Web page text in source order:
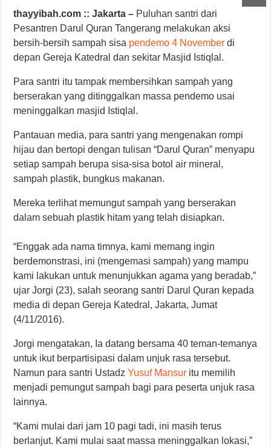
thayyibah.com :: Jakarta – Puluhan santri dari
Pesantren Darul Quran Tangerang melakukan aksi
bersih-bersih sampah sisa pendemo 4 November di
depan Gereja Katedral dan sekitar Masjid Istiqlal.
Para santri itu tampak membersihkan sampah yang
berserakan yang ditinggalkan massa pendemo usai
meninggalkan masjid Istiqlal.
Pantauan media, para santri yang mengenakan rompi
hijau dan bertopi dengan tulisan “Darul Quran” menyapu
setiap sampah berupa sisa-sisa botol air mineral,
sampah plastik, bungkus makanan.
Mereka terlihat memungut sampah yang berserakan
dalam sebuah plastik hitam yang telah disiapkan.
“Enggak ada nama timnya, kami memang ingin
berdemonstrasi, ini (mengemasi sampah) yang mampu
kami lakukan untuk menunjukkan agama yang beradab,”
ujar Jorgi (23), salah seorang santri Darul Quran kepada
media di depan Gereja Katedral, Jakarta, Jumat
(4/11/2016).
Jorgi mengatakan, Ia datang bersama 40 teman-temanya
untuk ikut berpartisipasi dalam unjuk rasa tersebut.
Namun para santri UstadzYusuf Mansur itu memilih
menjadi pemungut sampah bagi para peserta unjuk rasa
lainnya.
“Kami mulai dari jam 10 pagi tadi, ini masih terus
berlanjut. Kami mulai saat massa meninggalkan lokasi,”